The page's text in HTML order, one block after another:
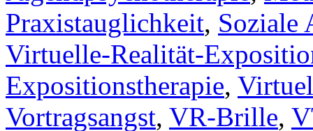
Praxistauglichkeit, Soziale
Virtuelle-Realität-
Expositionstherapie,
Vortragsangst, VR-Brille,